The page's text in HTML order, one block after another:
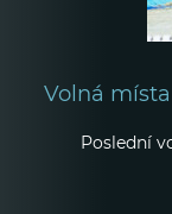
Volná
Poslední